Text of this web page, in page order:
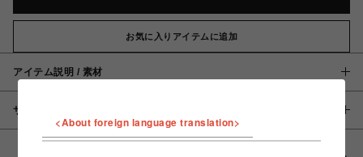
お気に入りアイテムに追加
アイテム説明 / 素材
サイズ
<About foreign language translation>